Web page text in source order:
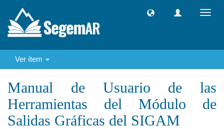
Ver ítem
Manual de Usuario de las
Herramientas del Módulo de
Salidas Gráficas del SIGAM